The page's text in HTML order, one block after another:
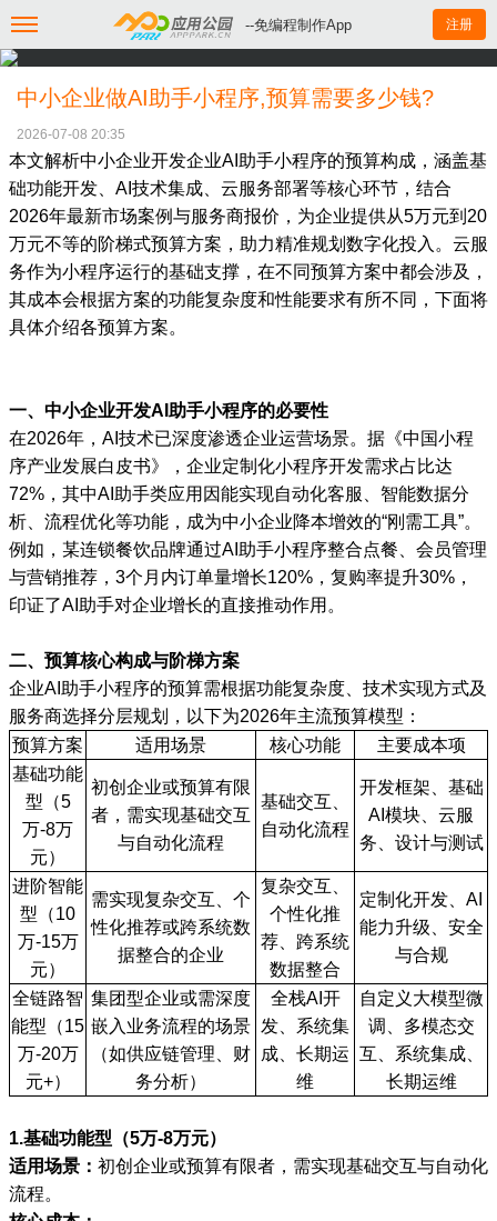
--免编程制作App 注册
中小企业做AI助手小程序,预算需要多少钱?
2026-07-08 20:35
本文解析中小企业开发企业AI助手小程序的预算构成，涵盖基
础功能开发、AI技术集成、云服务部署等核心环节，结合
2026年最新市场案例与服务商报价，为企业提供从5万元到20
万元不等的阶梯式预算方案，助力精准规划数字化投入。云服
务作为小程序运行的基础支撑，在不同预算方案中都会涉及，
其成本会根据方案的功能复杂度和性能要求有所不同，下面将
具体介绍各预算方案。
一、中小企业开发AI助手小程序的必要性
在2026年，AI技术已深度渗透企业运营场景。据《中国小程
序产业发展白皮书》，企业定制化小程序开发需求占比达
72%，其中AI助手类应用因能实现自动化客服、智能数据分
析、流程优化等功能，成为中小企业降本增效的“刚需工具”。
例如，某连锁餐饮品牌通过AI助手小程序整合点餐、会员管理
与营销推荐，3个月内订单量增长120%，复购率提升30%，
印证了AI助手对企业增长的直接推动作用。
二、预算核心构成与阶梯方案
企业AI助手小程序的预算需根据功能复杂度、技术实现方式及
服务商选择分层规划，以下为2026年主流预算模型：
预算方案
适用场景 核心功能
主要成本项
基础功能
型（5
万-8万
元）
初创企业或预算有限
者，需实现基础交互
与自动化流程
基础交互、
自动化流程
开发框架、基础
AI模块、云服
务、设计与测试
进阶智能
型（10
万-15万
元）
需实现复杂交互、个
性化推荐或跨系统数
据整合的企业
复杂交互、
个性化推
荐、跨系统
数据整合
定制化开发、AI
能力升级、安全
与合规
全链路智
能型（15
万-20万
元+）
集团型企业或需深度
嵌入业务流程的场景
（如供应链管理、财
务分析）
全栈AI开
发、系统集
成、长期运
维
自定义大模型微
调、多模态交
互、系统集成、
长期运维
1.基础功能型（5万-8万元）
适用场景： 初创企业或预算有限者，需实现基础交互与自动化
流程。